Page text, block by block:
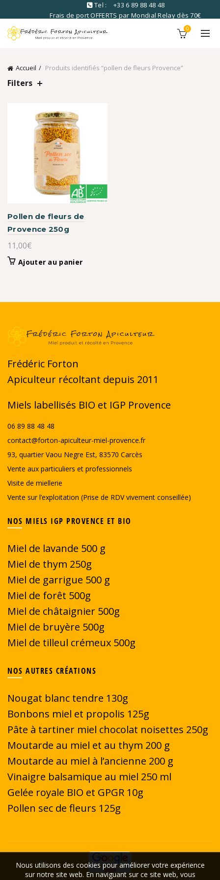
Tel :
+33 6 89 88 48 48
Frais de port OFFERTS par Mondial Relay dès 70€
0
Accueil Produits identifiés “pollen de fleurs Provence”
Filters
Pollen de fleurs de
Provence 250g
11,00€
Ajouter au panier
Frédéric Forton
Apiculteur récoltant depuis 2011
Miels labellisés BIO et IGP Provence
06 89 88 48 48
contact@forton-apiculteur-miel-provence.fr
93, quartier Vaou Negre Est, 83570 Carcès
Vente aux particuliers et professionnels
Visite de miellerie
Vente sur l’exploitation (Prise de RDV vivement conseillée)
NOS MIELS IGP PROVENCE ET BIO
Miel de lavande 500 g
Miel de thym 250g
Miel de garrigue 500 g
Miel de forêt 500g
Miel de châtaignier 500g
Miel de bruyère 500g
Miel de tilleul crémeux 500g
NOS AUTRES CRÉATIONS
Nougat blanc tendre 130g
Bonbons miel et propolis 125g
Pâte à tartiner miel chocolat noisettes 250g
Moutarde au miel et au thym 200 g
Moutarde au miel à l’ancienne 200 g
Vinaigre balsamique au miel 250 ml
Gelée royale BIO et GPGR 10g
Pollen sec de fleurs 125g
Nous utilisons des cookies pour améliorer votre expérience
sur notre site web. En naviguant sur ce site web, vous